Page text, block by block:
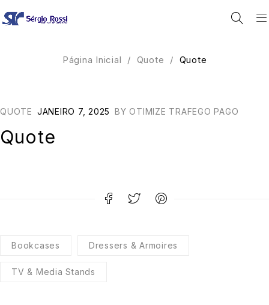
Página Inicial / Quote / Quote
QUOTE JANEIRO 7, 2025 BY OTIMIZE TRAFEGO PAGO
Quote
Bookcases Dressers & Armoires
TV & Media Stands